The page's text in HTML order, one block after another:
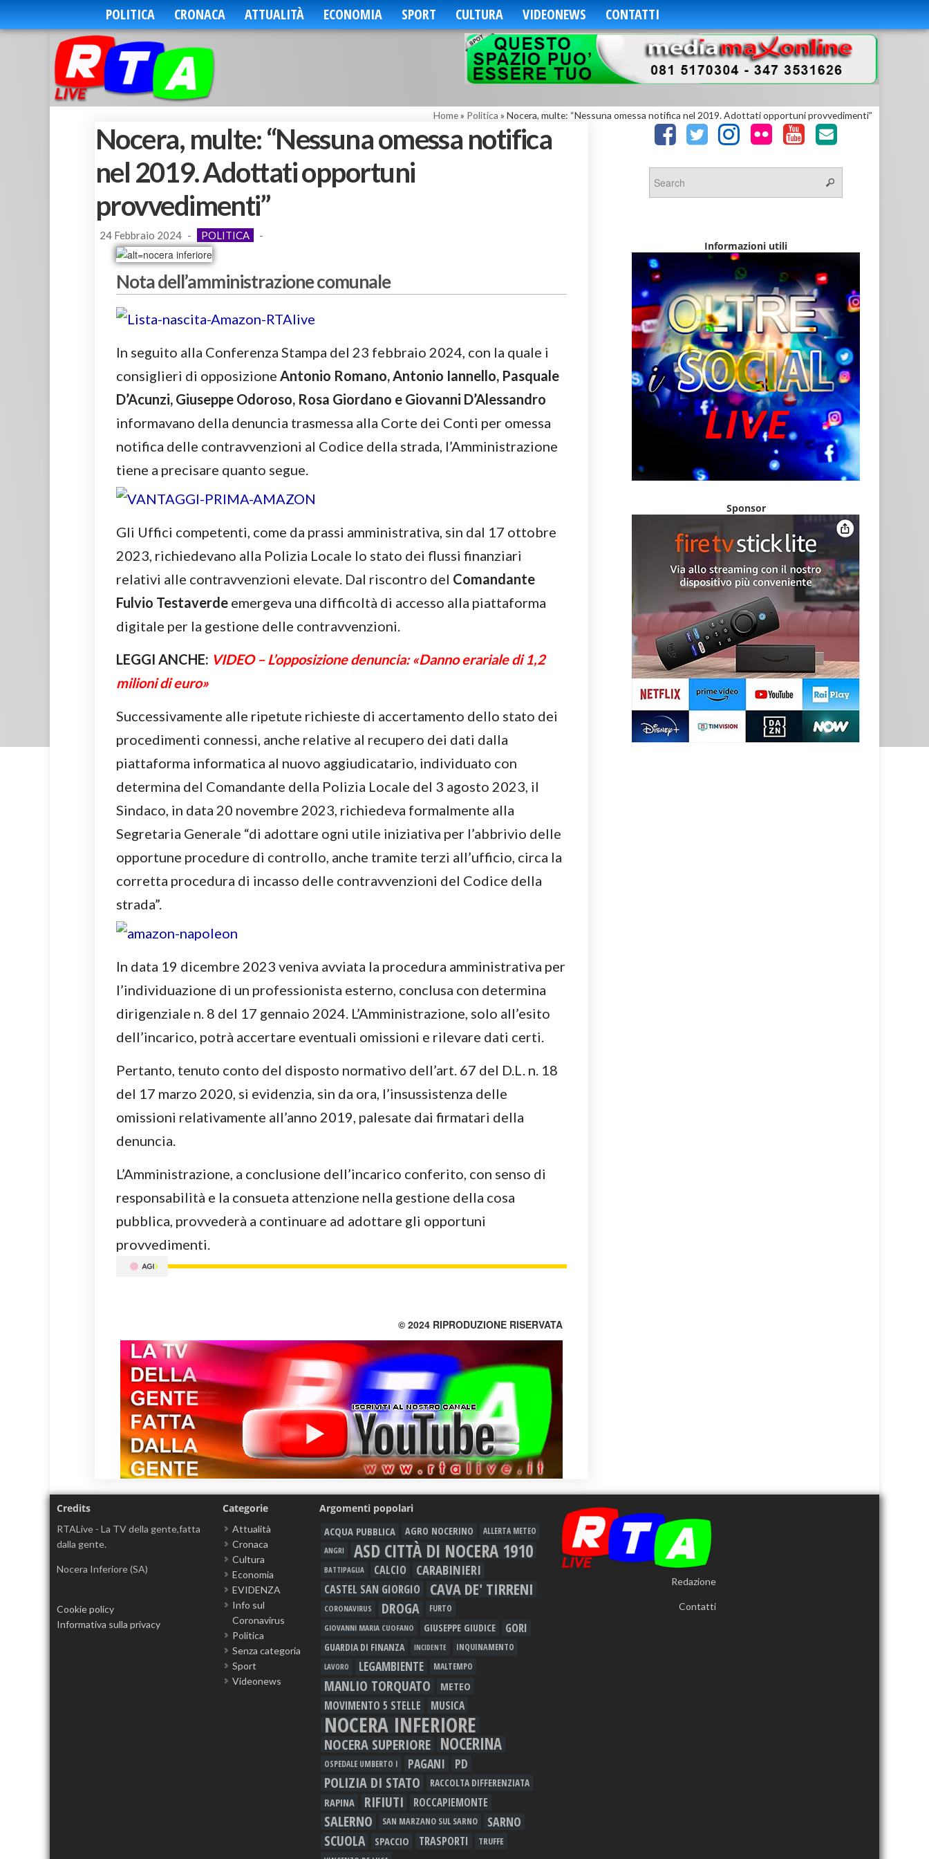
POLITICA CRONACA ATTUALITÀ ECONOMIA SPORT CULTURA VIDEONEWS CONTATTI
Home» Politica » Nocera, multe: “Nessuna omessa notifica nel 2019. Adottati opportuni provvedimenti”
Nocera, multe: “Nessuna omessa notifica
nel 2019. Adottati opportuni
provvedimenti”
24 Febbraio 2024 - POLITICA -
Nota dell’amministrazione comunale
In seguito alla Conferenza Stampa del 23 febbraio 2024, con la quale i
consiglieri di opposizione Antonio Romano, Antonio Iannello, Pasquale
D’Acunzi, Giuseppe Odoroso, Rosa Giordano e Giovanni D’Alessandro
informavano della denuncia trasmessa alla Corte dei Conti per omessa
notifica delle contravvenzioni al Codice della strada, l’Amministrazione
tiene a precisare quanto segue.
Gli Uffici competenti, come da prassi amministrativa, sin dal 17 ottobre
2023, richiedevano alla Polizia Locale lo stato dei flussi finanziari
relativi alle contravvenzioni elevate. Dal riscontro del Comandante
Fulvio Testaverde emergeva una difficoltà di accesso alla piattaforma
digitale per la gestione delle contravvenzioni.
LEGGI ANCHE: VIDEO – L’opposizione denuncia: «Danno erariale di 1,2
milioni di euro»
Successivamente alle ripetute richieste di accertamento dello stato dei
procedimenti connessi, anche relative al recupero dei dati dalla
piattaforma informatica al nuovo aggiudicatario, individuato con
determina del Comandante della Polizia Locale del 3 agosto 2023, il
Sindaco, in data 20 novembre 2023, richiedeva formalmente alla
Segretaria Generale “di adottare ogni utile iniziativa per l’abbrivio delle
opportune procedure di controllo, anche tramite terzi all’ufficio, circa la
corretta procedura di incasso delle contravvenzioni del Codice della
strada”.
In data 19 dicembre 2023 veniva avviata la procedura amministrativa per
l’individuazione di un professionista esterno, conclusa con determina
dirigenziale n. 8 del 17 gennaio 2024. L’Amministrazione, solo all’esito
dell’incarico, potrà accertare eventuali omissioni e rilevare dati certi.
Pertanto, tenuto conto del disposto normativo dell’art. 67 del D.L. n. 18
del 17 marzo 2020, si evidenzia, sin da ora, l’insussistenza delle
omissioni relativamente all’anno 2019, palesate dai firmatari della
denuncia.
L’Amministrazione, a conclusione dell’incarico conferito, con senso di
responsabilità e la consueta attenzione nella gestione della cosa
pubblica, provvederà a continuare ad adottare gli opportuni
provvedimenti.
© 2024 RIPRODUZIONE RISERVATA
Informazioni utili
Sponsor
Credits
RTALive - La TV della gente,fatta
dalla gente.
Nocera Inferiore (SA)
Cookie policy
Informativa sulla privacy
Categorie
Attualità
Cronaca
Cultura
Economia
EVIDENZA
Info sul
Coronavirus
Politica
Senza categoria
Sport
Videonews
Argomenti popolari
ACQUA PUBBLICA AGRO NOCERINO
ALLERTA METEO
ANGRI
ASD CITTÀ DI NOCERA 1910
BATTIPAGLIA CALCIO CARABINIERI
CASTEL SAN GIORGIO CAVA DE' TIRRENI
CORONAVIRUS DROGA FURTO
GIOVANNI MARIA CUOFANO GIUSEPPE GIUDICE GORI
GUARDIA DI FINANZA INCIDENTE INQUINAMENTO
LAVORO LEGAMBIENTE MALTEMPO
MANLIO TORQUATO METEO
MOVIMENTO 5 STELLE MUSICA
NOCERA INFERIORE
NOCERA SUPERIORE NOCERINA
OSPEDALE UMBERTO I PAGANI PD
POLIZIA DI STATO RACCOLTA DIFFERENZIATA
RAPINA RIFIUTI ROCCAPIEMONTE
SALERNO SAN MARZANO SUL SARNO SARNO
SCUOLA SPACCIO TRASPORTI TRUFFE
Redazione
Contatti